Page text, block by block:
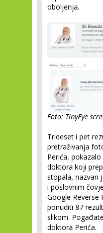
oboljenja.
Foto: TinyEye
Trideset i pet
pretraživanja
Perića,
doktora koji
stopala, nazvan
i poslovnim
Google Reverse
ponuditi 87
slikom.
doktora Perića.